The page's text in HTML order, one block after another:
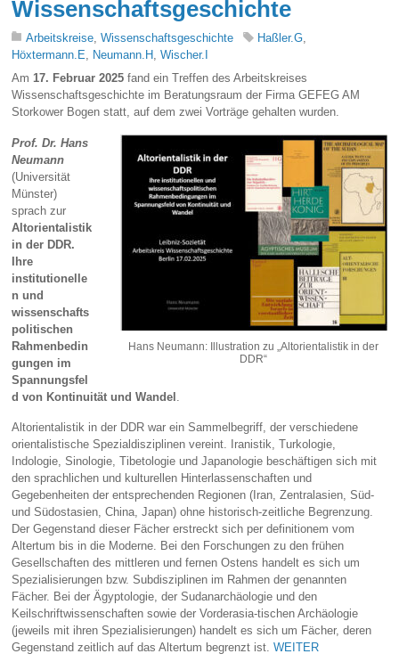
Wissenschaftsgeschichte
Arbeitskreise,Wissenschaftsgeschichte Haßler.G,
Höxtermann.E, Neumann.H ,Wischer.I
Am17. Februar 2025 fand ein Treffen des Arbeitskreises
Wissenschaftsgeschichte im Beratungsraum der Firma GEFEG AM
Storkower Bogen statt, auf dem zwei Vorträge gehalten wurden.
Hans Neumann: Illustration zu „Altorientalistik in der
DDR“
Prof. Dr. Hans
Neumann
(Universität
Münster)
sprach zur
Altorientalistik
in der DDR.
Ihre
institutionelle
n und
wissenschafts
politischen
Rahmenbedin
gungen im
Spannungsfel
d von Kontinuität und Wandel
Altorientalistik in der DDR war ein Sammelbegriff, der verschiedene
orientalistische Spezialdisziplinen vereint. Iranistik, Turkologie,
Indologie, Sinologie, Tibetologie und Japanologie beschäftigen sich mit
den sprachlichen und kulturellen Hinterlassenschaften und
Gegebenheiten der entsprechenden Regionen (Iran, Zentralasien, Süd-
und Südostasien, China, Japan) ohne historisch-zeitliche Begrenzung.
Der Gegenstand dieser Fächer erstreckt sich per definitionem vom
Altertum bis in die Moderne. Bei den Forschungen zu den frühen
Gesellschaften des mittleren und fernen Ostens handelt es sich um
Spezialisierungen bzw. Subdisziplinen im Rahmen der genannten
Fächer. Bei der Ägyptologie, der Sudanarchäologie und den
Keilschriftwissenschaften sowie der Vorderasia-tischen Archäologie
(jeweils mit ihren Spezialisierungen) handelt es sich um Fächer, deren
Gegenstand zeitlich auf das Altertum begrenzt ist.WEITER